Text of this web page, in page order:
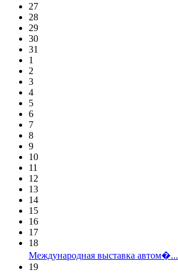
27
28
29
30
31
1
2
3
4
5
6
7
8
9
10
11
12
13
14
15
16
17
18
Международная выставка автом�...
19